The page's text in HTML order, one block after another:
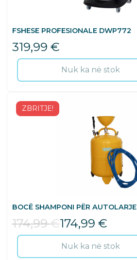
FSHESE PROFESIONALE DWP772
319,99 €
Nuk ka në stok
ZBRITJE!
BOCË SHAMPONI PËR AUTOLARJE
174,99€174,99 €
Nuk ka në stok